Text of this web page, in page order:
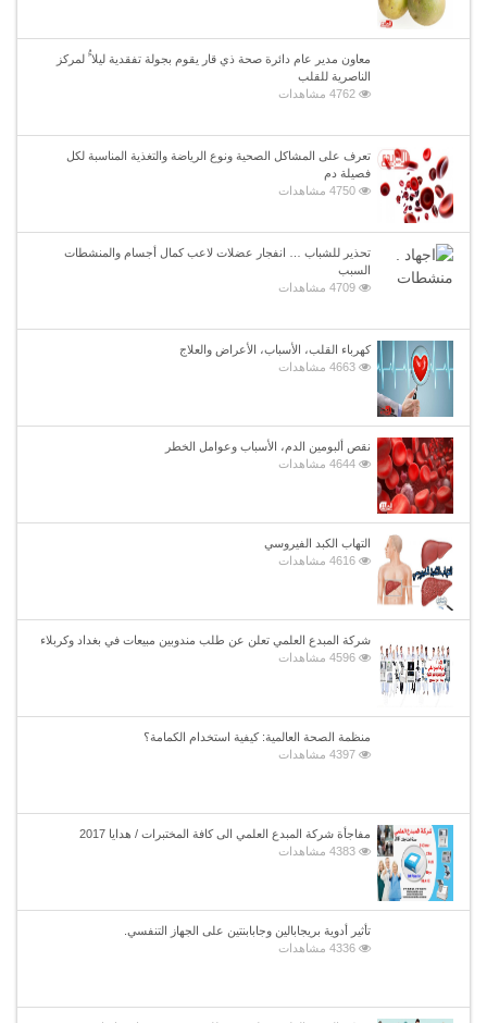
معاون مدير عام دائرة صحة ذي قار يقوم بجولة تفقدية ليلا ًُ لمركز
الناصرية للقلب
4762 مشاهدات
تعرف على المشاكل الصحية ونوع الرياضة والتغذية المناسبة لكل
فصيلة دم
4750 مشاهدات
تحذير للشباب … انفجار عضلات لاعب كمال أجسام والمنشطات
السبب
4709 مشاهدات
كهرباء القلب، الأسباب، الأعراض والعلاج
4663 مشاهدات
نقص ألبومين الدم، الأسباب وعوامل الخطر
4644 مشاهدات
التهاب الكبد الفيروسي
4616 مشاهدات
شركة المبدع العلمي تعلن عن طلب مندوبين مبيعات في بغداد وكربلاء
4596 مشاهدات
منظمة الصحة العالمية: كيفية استخدام الكمامة؟
4397 مشاهدات
مفاجأة شركة المبدع العلمي الى كافة المختبرات / هدايا 2017
4383 مشاهدات
تأثير أدوية بريجابالين وجابابنتين على الجهاز التنفسي.
4336 مشاهدات